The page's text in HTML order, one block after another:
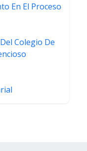
En El Proceso
Colegio De